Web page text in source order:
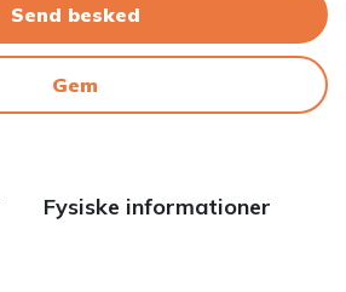
Send besked
Gem
Fysiske informationer